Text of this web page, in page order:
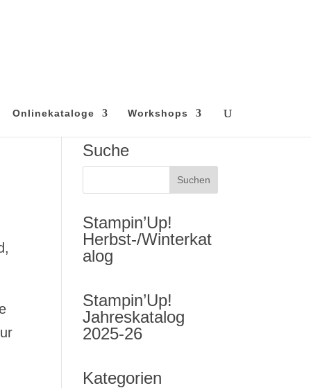
Onlinekataloge Workshops
Suche
Stampin’Up!
Herbst-/Winterkat
alog
Stampin’Up!
Jahreskatalog
2025-26
Kategorien